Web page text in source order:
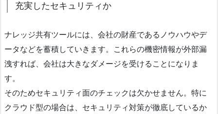
充実したセキュリティか
ナレッジ共有ツールには、会社の財産であるノウハウやデ
ータなどを蓄積していきます。これらの機密情報が外部漏
洩すれば、会社は大きなダメージを受けることになりま
す。
そのためセキュリティ面のチェックは欠かせません。特に
クラウド型の場合は、セキュリティ対策が徹底しているか